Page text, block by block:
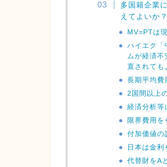
多国籍企業
えてよいか？
MV=PTは
ハイエク「
ムが経済不
直されても
長期平均費
2国間以上
経済分析等
限界費用を
付加価値の
日本は金利
代替財をA